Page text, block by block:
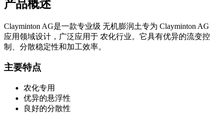
产品概述
Clayminton AG是一款专业级 无机膨润土专为 Clayminton AG
应用领域设计，广泛应用于 农化行业。它具有优异的流变控
制、分散稳定性和加工效率。
主要特点
农化专用
优异的悬浮性
良好的分散性